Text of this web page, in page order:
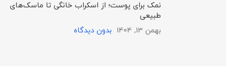
نمک برای پوست؛ از اسکراب خانگی تا ماسک‌های
طبیعی
بهمن 13, 1404
بدون دیدگاه